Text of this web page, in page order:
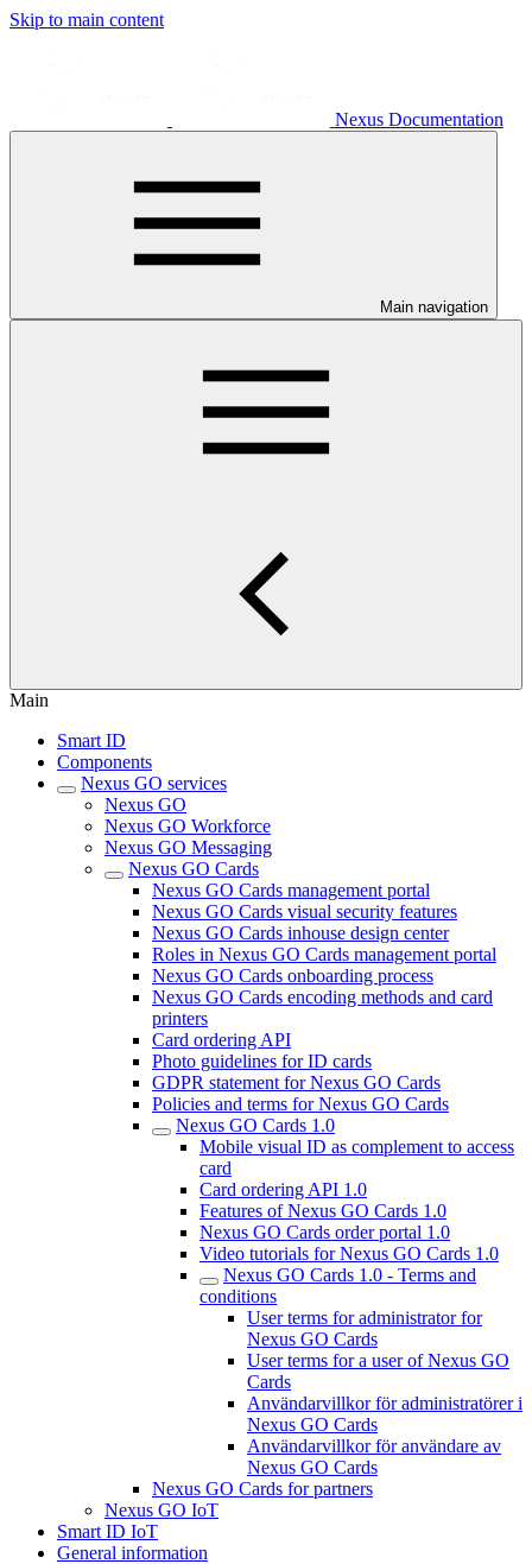
Skip to main content
Nexus Documentation
Main navigation
Main
Smart ID
Components
Nexus GO services
Nexus GO
Nexus GO Workforce
Nexus GO Messaging
Nexus GO Cards
Nexus GO Cards management portal
Nexus GO Cards visual security features
Nexus GO Cards inhouse design center
Roles in Nexus GO Cards management portal
Nexus GO Cards onboarding process
Nexus GO Cards encoding methods and card
printers
Card ordering API
Photo guidelines for ID cards
GDPR statement for Nexus GO Cards
Policies and terms for Nexus GO Cards
Nexus GO Cards 1.0
Mobile visual ID as complement to access
card
Card ordering API 1.0
Features of Nexus GO Cards 1.0
Nexus GO Cards order portal 1.0
Video tutorials for Nexus GO Cards 1.0
Nexus GO Cards 1.0 - Terms and
conditions
User terms for administrator for
Nexus GO Cards
User terms for a user of Nexus GO
Cards
Användarvillkor för administratörer i
Nexus GO Cards
Användarvillkor för användare av
Nexus GO Cards
Nexus GO Cards for partners
Nexus GO IoT
Smart ID IoT
General information